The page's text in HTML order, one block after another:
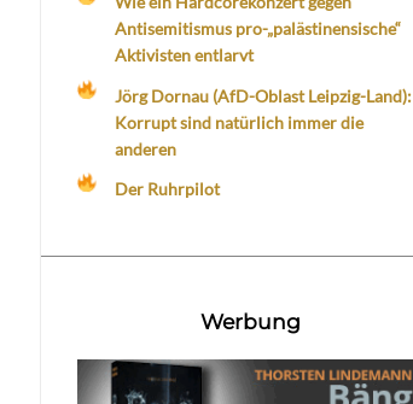
Antisemitismus pro-„palästinensische“
Aktivisten entlarvt
Jörg Dornau (AfD-Oblast Leipzig-Land):
Korrupt sind natürlich immer die
anderen
Der Ruhrpilot
Werbung